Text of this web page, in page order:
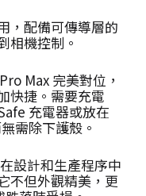
，配備可傳導層的
相機控制。
Max 完美對位，
快捷。需要充電
充電器或放在
需除下護殼。
設計和生產程序中
不但外觀精美，更